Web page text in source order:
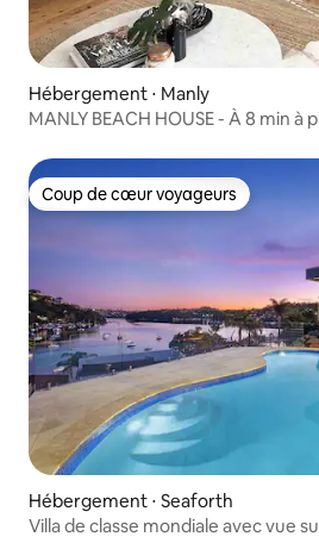
Hébergement ⋅ Manly
MANLY BEACH HOUSE - À 8 min à
Coup de cœur voyageurs
Coup de cœur voyageurs
Hébergement ⋅ Seaforth
Villa de classe mondiale avec vue